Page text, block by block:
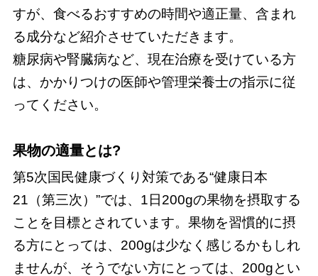
すが、食べるおすすめの時間や適正量、含まれ
る成分など紹介させていただきます。
糖尿病や腎臓病など、現在治療を受けている方
は、かかりつけの医師や管理栄養士の指示に従
ってください。
果物の適量とは?
第5次国民健康づくり対策である“健康日本
21（第三次）”では、1日200gの果物を摂取する
ことを目標とされています。果物を習慣的に摂
る方にとっては、200gは少なく感じるかもしれ
ませんが、そうでない方にとっては、200gとい